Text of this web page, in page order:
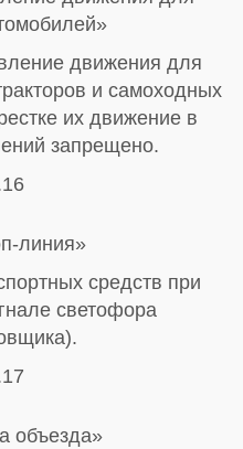
движения для
и самоходных
их движение в
запрещено.
линия»
средств при
светофора
объезда»